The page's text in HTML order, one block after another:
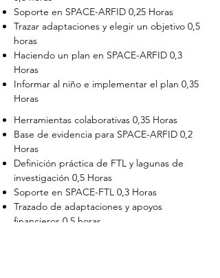
Soporte en SPACE-ARFID 0,25 Horas
Trazar adaptaciones y elegir un objetivo 0,5
horas
Haciendo un plan en SPACE-ARFID 0,3
Horas
Informar al niño e implementar el plan 0,35
Horas
Herramientas colaborativas 0,35 Horas
Base de evidencia para SPACE-ARFID 0,2
Horas
Definición práctica de FTL y lagunas de
investigación 0,5 Horas
Soporte en SPACE-FTL 0,3 Horas
Trazado de adaptaciones y apoyos
financieros 0,5 horas